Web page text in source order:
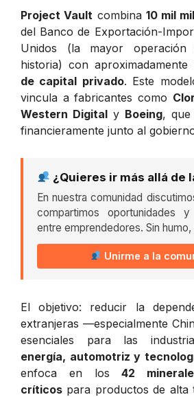
Project Vault combina 10 mil
del Banco de Exportación-
Unidos (la mayor
historia) con aproximadamente
de capital privado. Este
vincula a fabricantes como
Western Digital y Boeing, que
financieramente junto al
¿Quieres ir más allá de
En nuestra comunidad
compartimos oportunidades
entre emprendedores. Sin
Unirme a la
El objetivo: reducir la
extranjeras —especialmente
esenciales para las
energía, automotriz y
enfoca en los42
críticos para productos de alta